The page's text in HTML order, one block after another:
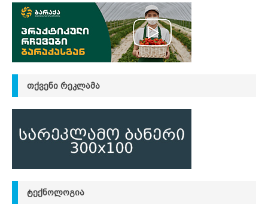
ᲗᲥᲕᲔᲜᲘ ᲠᲔᲙᲚᲐᲛᲐ
ᲢᲔᲥᲜᲝᲚᲝᲒᲘᲐ